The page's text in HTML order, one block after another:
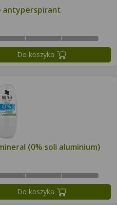
antyperspirant
Do koszyka
(0% soli aluminium)
Do koszyka